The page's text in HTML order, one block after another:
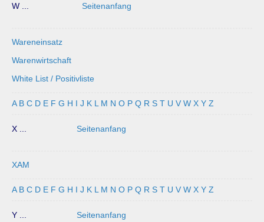
W ... Seitenanfang
Wareneinsatz
Warenwirtschaft
White List / Positivliste
A B C D E F G H I J K L M N O P Q R S T U V W X Y Z
X ... Seitenanfang
XAM
A B C D E F G H I J K L M N O P Q R S T U V W X Y Z
Y ... Seitenanfang